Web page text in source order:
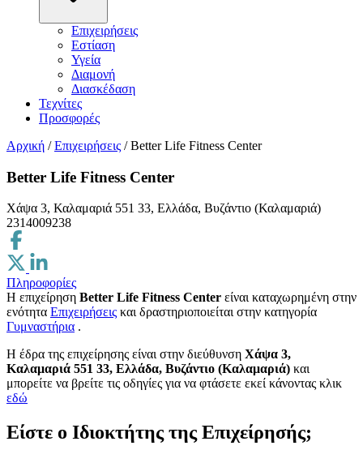
Επιχειρήσεις
Εστίαση
Υγεία
Διαμονή
Διασκέδαση
Τεχνίτες
Προσφορές
Αρχική / Επιχειρήσεις / Better Life Fitness Center
Better Life Fitness Center
Χάψα 3, Καλαμαριά 551 33, Ελλάδα, Βυζάντιο (Καλαμαριά)
2314009238
Πληροφορίες
Η επιχείρηση Better Life Fitness Center είναι καταχωρημένη στην
ενότητα Επιχειρήσεις και δραστηριοποιείται στην κατηγορία
Γυμναστήρια .
H έδρα της επιχείρησης είναι στην διεύθυνση Χάψα 3,
Καλαμαριά 551 33, Ελλάδα, Βυζάντιο (Καλαμαριά) και
μπορείτε να βρείτε τις οδηγίες για να φτάσετε εκεί κάνοντας κλικ
εδώ
Είστε ο Ιδιοκτήτης της Επιχείρησής;